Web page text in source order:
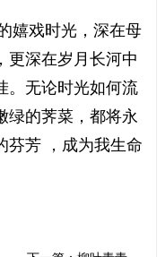
嬉戏时光，深在母
更深在岁月长河中
。无论时光如何流
绿的荠菜，都将永
芬芳 ，成为我生命